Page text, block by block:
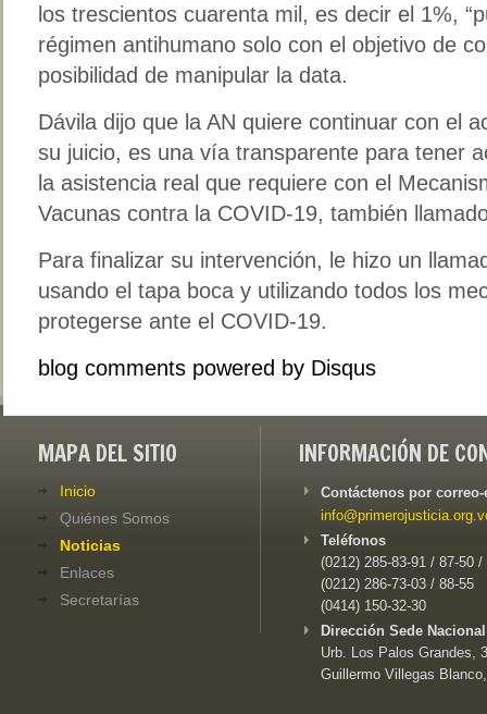
los trescientos cuarenta mil, es decir el 1%,
régimen antihumano solo con el objetivo de
posibilidad de manipular la data.
Dávila dijo que la AN quiere continuar con el
su juicio, es una vía transparente para tener
la asistencia real que requiere con el
Vacunas contra la COVID-19, también
Para finalizar su intervención, le hizo un
usando el tapa boca y utilizando todos los
protegerse ante el COVID-19.
blog comments powered by Disqus
MAPA DEL SITIO
Inicio
Quiénes Somos
Noticias
Enlaces
Secretarías
INFORMACIÓN DE
Contáctenos por
Teléfonos
(0212) 285-83-91 / 87-50 /
(0212) 286-73-03 / 88-55
(0414) 150-32-30
Dirección Sede
Urb. Los Palos Grandes,
Guillermo Villegas